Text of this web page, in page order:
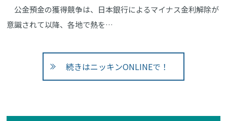
公金預金の獲得競争は、日本銀行によるマイナス金利解除が
意識されて以降、各地で熱を…
続きはニッキンONLINEで！